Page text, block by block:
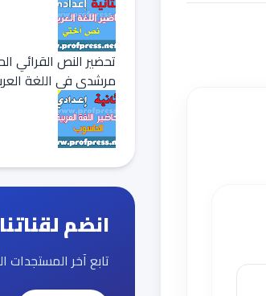
تحضير النص القرائي
مرشدي في اللغة
انضم لقناتنا
تابع آخر المستجدات